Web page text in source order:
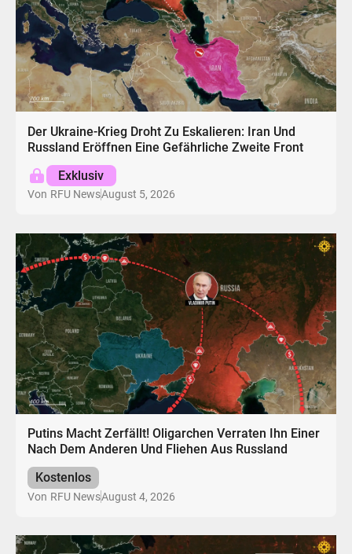
Der Ukraine-Krieg Droht Zu Eskalieren: Iran Und
Russland Eröffnen Eine Gefährliche Zweite Front
Exklusiv
Von RFU NewsAugust 5, 2026
Putins Macht Zerfällt! Oligarchen Verraten Ihn Einer
Nach Dem Anderen Und Fliehen Aus Russland
Kostenlos
Von RFU NewsAugust 4, 2026